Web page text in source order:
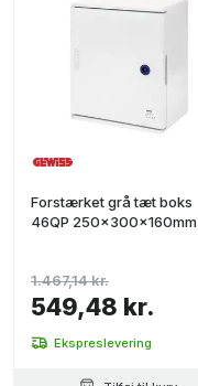
Forstærket grå tæt boks
46QP 250x300x160mm
549,48 kr.
1.467,14 kr.
Ekspreslevering